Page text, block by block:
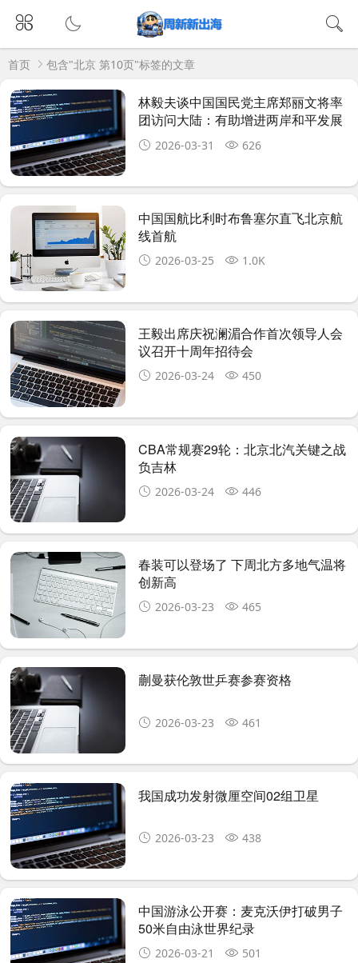
首页 包含"北京 第10页"标签的文章
林毅夫谈中国国民党主席郑丽文将率
团访问大陆：有助增进两岸和平发展
2026-03-31 626
中国国航比利时布鲁塞尔直飞北京航
线首航
2026-03-25 1.0K
王毅出席庆祝澜湄合作首次领导人会
议召开十周年招待会
2026-03-24 450
CBA常规赛29轮：北京北汽关键之战
负吉林
2026-03-24 446
春装可以登场了 下周北方多地气温将
创新高
2026-03-23 465
蒯曼获伦敦世乒赛参赛资格
2026-03-23 461
我国成功发射微厘空间02组卫星
2026-03-23 438
中国游泳公开赛：麦克沃伊打破男子
50米自由泳世界纪录
2026-03-21 501